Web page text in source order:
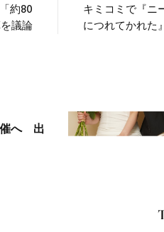
約80
議論
キミコミで『ニ
につれてかれた
催へ 出